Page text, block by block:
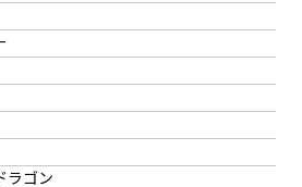
ラゴン